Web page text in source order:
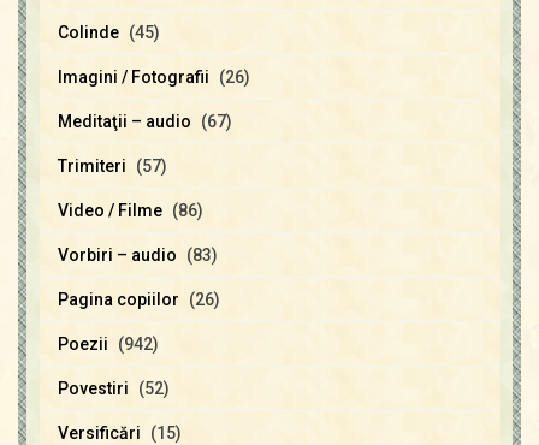
Colinde (45)
Imagini / Fotografii (26)
Meditaţii – audio (67)
Trimiteri (57)
Video / Filme (86)
Vorbiri – audio (83)
Pagina copiilor (26)
Poezii (942)
Povestiri (52)
Versificări (15)